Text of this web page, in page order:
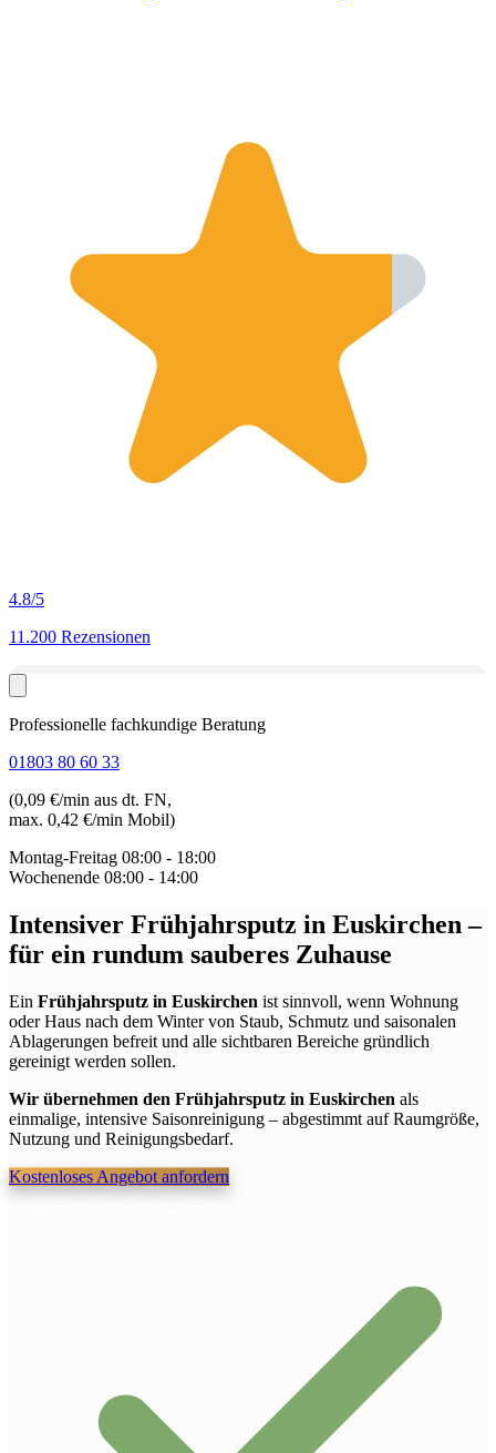
4.8/5
11.200 Rezensionen
Professionelle fachkundige Beratung
01803 80 60 33
(0,09 €/min aus dt. FN,
max. 0,42 €/min Mobil)
Montag-Freitag 08:00 - 18:00
Wochenende 08:00 - 14:00
Intensiver Frühjahrsputz in Euskirchen–
für ein rundum sauberes Zuhause
Ein Frühjahrsputz in Euskirchen ist sinnvoll, wenn Wohnung
oder Haus nach dem Winter von Staub, Schmutz und saisonalen
Ablagerungen befreit und alle sichtbaren Bereiche gründlich
gereinigt werden sollen.
Wir übernehmen den Frühjahrsputz in Euskirchen als
einmalige, intensive Saisonreinigung – abgestimmt auf Raumgröße,
Nutzung und Reinigungsbedarf.
Kostenloses Angebot anfordern